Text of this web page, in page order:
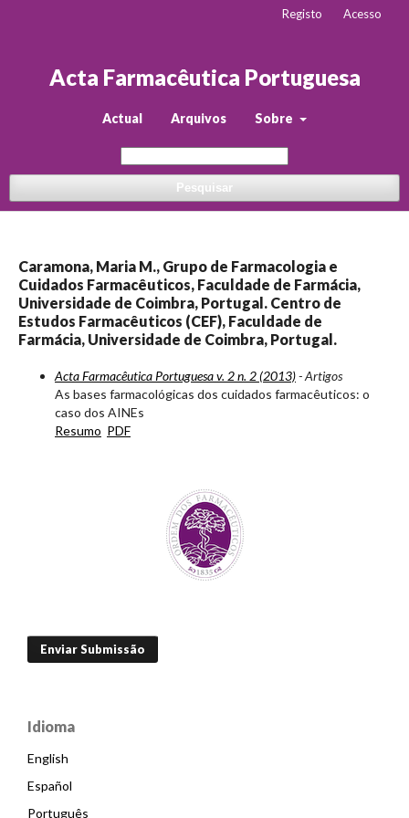
Acta Farmacêutica Portuguesa
Actual Arquivos Sobre
Pesquisar
Registo Acesso
Caramona, Maria M., Grupo de Farmacologia e
Cuidados Farmacêuticos, Faculdade de Farmácia,
Universidade de Coimbra, Portugal. Centro de
Estudos Farmacêuticos (CEF), Faculdade de
Farmácia, Universidade de Coimbra, Portugal.
Acta Farmacêutica Portuguesa v. 2 n. 2 (2013)- Artigos
As bases farmacológicas dos cuidados farmacêuticos: o
caso dos AINEs
Resumo PDF
Enviar Submissão
Idioma
English
Español
Português